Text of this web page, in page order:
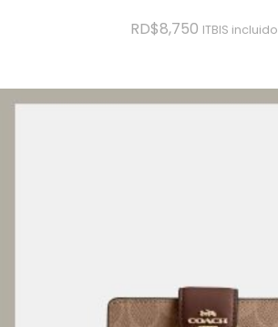
RD$8,750 ITBIS incluido